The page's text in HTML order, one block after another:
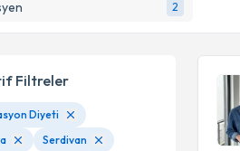
2
Filtreler
Diyeti
Serdivan